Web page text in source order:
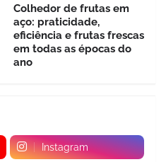
Colhedor de frutas em
aço: praticidade,
eficiência e frutas frescas
em todas as épocas do
ano
Instagram